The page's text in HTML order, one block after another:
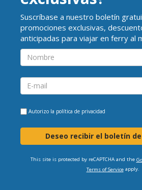
Suscríbase a nuestro boletín
promociones exclusivas,
anticipadas para viajar en ferry al
Autorizo la política de privacidad
Deseo recibir el boletín
This site is protected by reCAPTCHA and the
Terms of Serviceapply.